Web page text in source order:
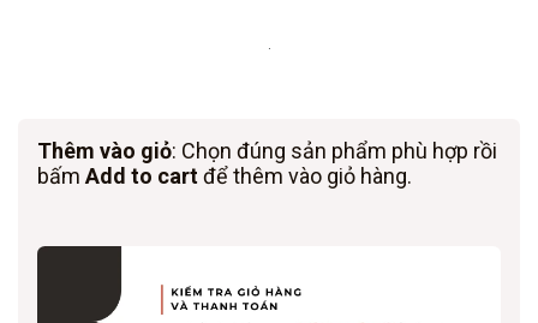
Thêm vào giỏ: Chọn đúng sản phẩm phù hợp rồi
bấm Add to cartđể thêm vào giỏ hàng.